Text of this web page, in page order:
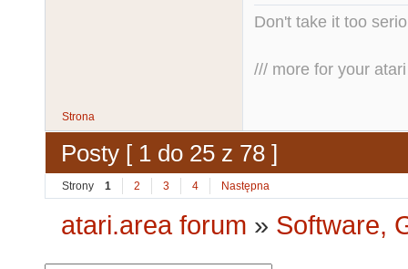
Don't take it too
/// more for your
Strona
Posty [ 1 do 25 z 78 ]
Strony 1 2 3 4 Następna
atari.area forum » Software,